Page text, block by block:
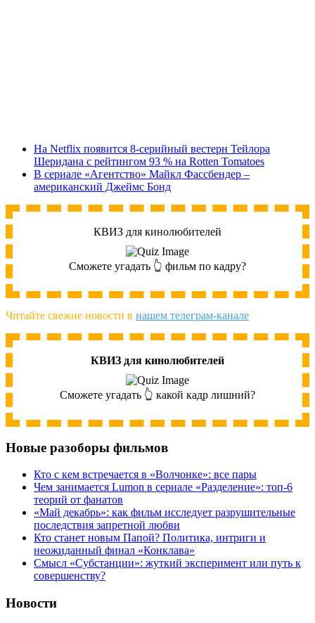
На Netflix появится 8-серийный вестерн Тейлора
Шеридана с рейтингом 93 % на Rotten Tomatoes
В сериале «Агентство» Майкл Фассбендер –
американский Джеймс Бонд
КВИЗ для кинолюбителей
Сможете угадать 👆 фильм по кадру?
Читайте свежие новости в нашем телеграм-канале
КВИЗ для кинолюбителей
Сможете угадать 👆 какой кадр лишний?
Новые разоборы фильмов
Кто с кем встречается в «Волчонке»: все пары
Чем занимается Lumon в сериале «Разделение»: топ-6
теорий от фанатов
«Май декабрь»: как фильм исследует разрушительные
последствия запретной любви
Кто станет новым Папой? Политика, интриги и
неожиданный финал «Конклава»
Cмысл «Субстанции»: жуткий эксперимент или путь к
совершенству?
Новости